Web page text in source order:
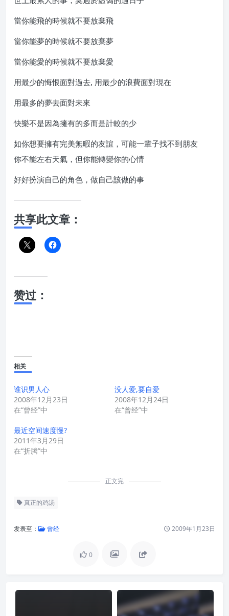
當你能飛的時候就不要放棄飛
當你能夢的時候就不要放棄夢
當你能愛的時候就不要放棄愛
用最少的悔恨面對過去, 用最少的浪費面對現在
用最多的夢去面對未來
快樂不是因為擁有的多而是計較的少
如你想要擁有完美無暇的友誼，可能一輩子找不到朋友
你不能左右天氣，但你能轉變你的心情
好好扮演自己的角色，做自己該做的事
共享此文章：
赞过：
相关
谁识男人心
2008年12月23日
在“曾经”中
没人爱,要自爱
2008年12月24日
在“曾经”中
最近空间速度慢?
2011年3月29日
在“折腾”中
正文完
真正的鸡汤
发表至： 曾经 2009年1月23日
0